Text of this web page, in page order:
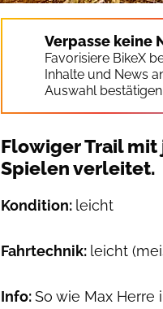
Verpasse keine
Favorisiere BikeX
Inhalte und News
Auswahl bestätigen:
Flowiger Trail mit
Spielen verleitet.
Kondition: leicht
Fahrtechnik: leicht
Info:So wie Max